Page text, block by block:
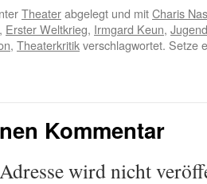
Theaterabgelegt und mitCharis
, Erster Weltkrieg, Irmgard Keun,
, Theaterkritikverschlagwortet. Setze
Kommentar
wird nicht